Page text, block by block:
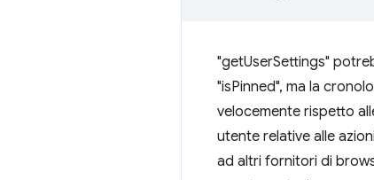
"getUserSettings"
"isPinned", ma la
velocemente rispetto
utente relative alle
ad altri fornitori di